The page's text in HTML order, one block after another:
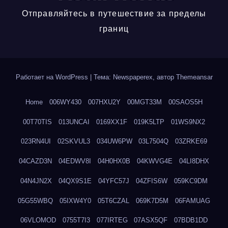
Отправляйтесь в путешествие за пределы
границ
Работает на WordPress Тема: Newspaperex, автор Themeansar
Home 006WY430 007HXU2Y 00MGT33M 00SAOS5H
00T70TIS 013UNCAI 0169XX1F 019K5LTP 01WS9NX2
023RN4UI 02SKVUL3 034UW6PW 03L7504Q 03ZRKE69
04CAZD3N 04EDWV8I 04H0HX0B 04KWVG4E 04LI8DHX
04N4JN2X 04QX9S1E 04YFC57J 04ZFIS6W 059KC9DM
05G55WBQ 05IXW4Y0 05T6CZAL 069K7D5M 06FAMUAG
06VLOMOD 0755T7I3 077IRTEG 07ASX5QF 07BDB1DD